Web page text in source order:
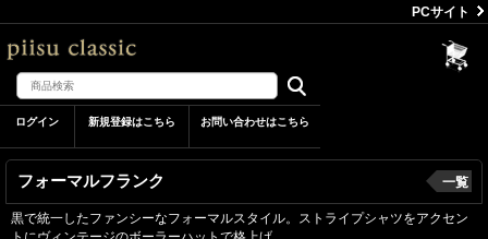
PCサイト
ログイン 新規登録はこちら お問い合わせはこちら
フォーマルフランク
黒で統一したファンシーなフォーマルスタイル。ストライプシャツをアクセン
一覧